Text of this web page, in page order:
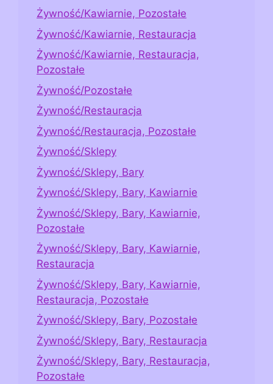
Żywność/Kawiarnie, Pozostałe
Żywność/Kawiarnie, Restauracja
Żywność/Kawiarnie, Restauracja,
Pozostałe
Żywność/Pozostałe
Żywność/Restauracja
Żywność/Restauracja, Pozostałe
Żywność/Sklepy
Żywność/Sklepy, Bary
Żywność/Sklepy, Bary, Kawiarnie
Żywność/Sklepy, Bary, Kawiarnie,
Pozostałe
Żywność/Sklepy, Bary, Kawiarnie,
Restauracja
Żywność/Sklepy, Bary, Kawiarnie,
Restauracja, Pozostałe
Żywność/Sklepy, Bary, Pozostałe
Żywność/Sklepy, Bary, Restauracja
Żywność/Sklepy, Bary, Restauracja,
Pozostałe